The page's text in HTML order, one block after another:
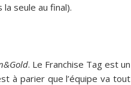
la seule au final).
. Le Franchise Tag est un
à parier que l’équipe va tout